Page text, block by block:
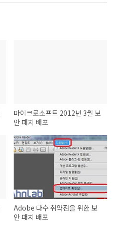
마이크로소프트 2012년 3월 보
안 패치 배포
Adobe 다수 취약점을 위한 보
안 패치 배포